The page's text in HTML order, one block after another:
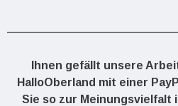
Ihnen gefällt unsere
HalloOberland mit einer
Sie so zur Meinungsvielfalt